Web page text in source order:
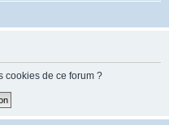
cookies de ce forum ?